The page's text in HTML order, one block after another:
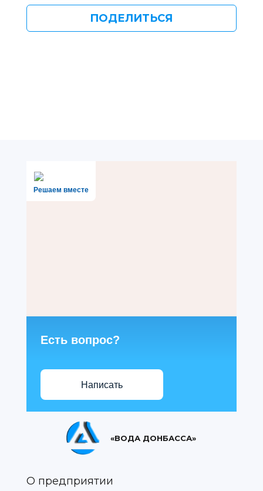
ПОДЕЛИТЬСЯ
Решаем вместе
Есть вопрос?
Написать
«ВОДА ДОНБАССА»
О предприятии